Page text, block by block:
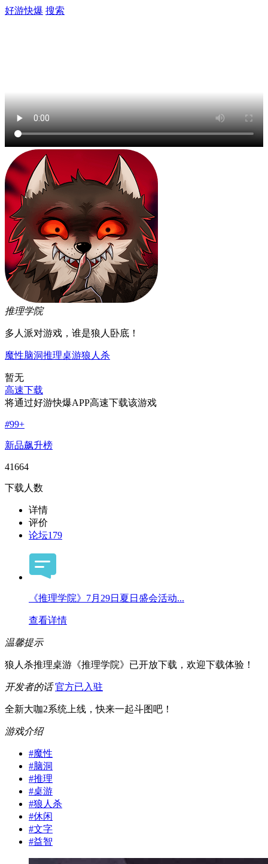
好游快爆 搜索
推理学院
多人派对游戏，谁是狼人卧底！
魔性脑洞推理桌游狼人杀
暂无
高速下载
将通过好游快爆APP高速下载该游戏
#99+
新品飙升榜
41664
下载人数
详情
评价
论坛179
《推理学院》7月29日夏日盛会活动...
查看详情
温馨提示
狼人杀推理桌游《推理学院》已开放下载，欢迎下载体验！
开发者的话 官方已入驻
全新大咖2系统上线，快来一起斗图吧！
游戏介绍
#魔性
#脑洞
#推理
#桌游
#狼人杀
#休闲
#文字
#益智